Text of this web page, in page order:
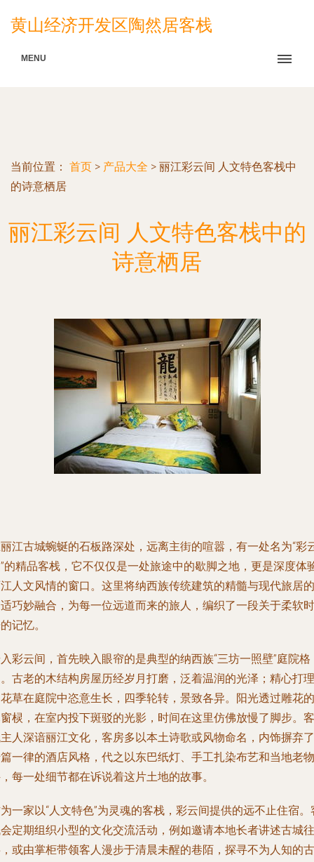
黄山经济开发区陶然居客栈
MENU
当前位置： 首页 > 产品大全 > 丽江彩云间 人文特色客栈中
的诗意栖居
丽江彩云间 人文特色客栈中的
诗意栖居
江古城蜿蜒的石板路深处，远离主街的喧嚣，有一处名为“彩
的精品客栈，它不仅仅是一处旅途中的歇脚之地，更是深度体
人文风情的窗口。这里将纳西族传统建筑的精髓与现代旅居的
巧妙融合，为每一位远道而来的旅人，编织了一段关于柔软时
记忆。
彩云间，首先映入眼帘的是典型的纳西族“三坊一照壁”庭院格
古老的木结构房屋历经岁月打磨，泛着温润的光泽；精心打理
草在庭院中恣意生长，四季轮转，景致各异。阳光透过雕花的
棂，在室内投下斑驳的光影，时间在这里仿佛放慢了脚步。客
人深谙丽江文化，客房多以本土诗歌或风物命名，内饰摒弃了
一律的酒店风格，代之以东巴纸灯、手工扎染布艺和当地老物
每一处细节都在诉说着这片土地的故事。
一家以“人文特色”为灵魂的客栈，彩云间提供的远不止住宿。
定期组织小型的文化交流活动，例如邀请本地长者讲述古城往
或由掌柜带领客人漫步于清晨未醒的巷陌，探寻不为人知的古